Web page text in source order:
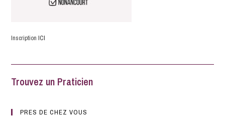
InscriptionICI
Trouvez un Praticien
PRES DE CHEZ VOUS